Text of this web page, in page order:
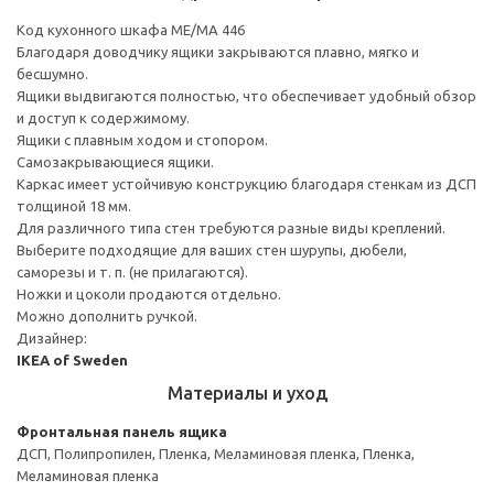
Код кухонного шкафа ME/MA 446
Благодаря доводчику ящики закрываются плавно, мягко и
бесшумно.
Ящики выдвигаются полностью, что обеспечивает удобный обзор
и доступ к содержимому.
Ящики с плавным ходом и стопором.
Самозакрывающиеся ящики.
Каркас имеет устойчивую конструкцию благодаря стенкам из ДСП
толщиной 18 мм.
Для различного типа стен требуются разные виды креплений.
Выберите подходящие для ваших стен шурупы, дюбели,
саморезы и т. п. (не прилагаются).
Ножки и цоколи продаются отдельно.
Можно дополнить ручкой.
Дизайнер:
IKEA of Sweden
Материалы и уход
Фронтальная панель ящика
ДСП, Полипропилен, Пленка, Меламиновая пленка, Пленка,
Меламиновая пленка